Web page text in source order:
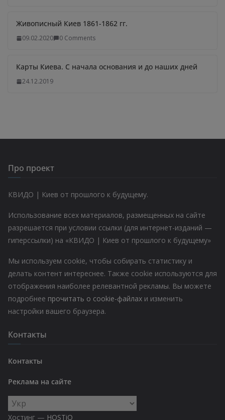
Живописный Киев 1861-1862 гг.
09.02.2020 0 Comments
Карты Киева. С начала основания и до наших дней
24.12.2019
Про проект
КВИДО | Киев от прошлого к будущему.
Использование всех материалов, размещенных на сайте
разрешается при условии ссылки (для интернет-изданий —
гиперссылки) на «КВИДО | Киев от прошлого к будущему»
Мы используем cookie, чтобы собирать статистику и
делать контент интереснее. Также cookie используются для
отображения наиболее релевантной рекламы. Вы можете
подробнее прочитать о cookie-файлах и изменить
настройки вашего браузера.
Контакты
Контакты
Реклама на сайте
Выбрать
язык
Хостинг — HOSTiQ